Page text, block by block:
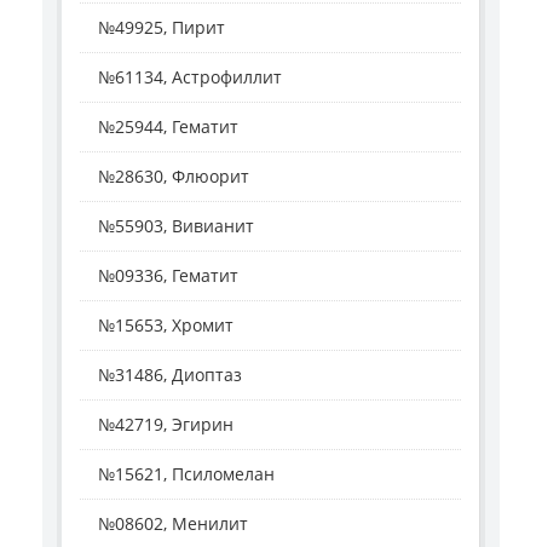
№49925, Пирит
№61134, Астрофиллит
№25944, Гематит
№28630, Флюорит
№55903, Вивианит
№09336, Гематит
№15653, Хромит
№31486, Диоптаз
№42719, Эгирин
№15621, Псиломелан
№08602, Менилит